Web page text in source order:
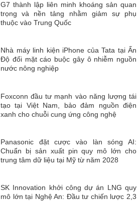
G7 thành lập liên minh khoáng sản quan
trọng và nền tảng nhằm giảm sự phụ
thuộc vào Trung Quốc
Nhà máy linh kiện iPhone của Tata tại Ấn
Độ đối mặt cáo buộc gây ô nhiễm nguồn
nước nông nghiệp
Foxconn đầu tư mạnh vào năng lượng tái
tạo tại Việt Nam, bảo đảm nguồn điện
xanh cho chuỗi cung ứng công nghệ
Panasonic đặt cược vào làn sóng AI:
Chuẩn bị sản xuất pin quy mô lớn cho
trung tâm dữ liệu tại Mỹ từ năm 2028
SK Innovation khởi công dự án LNG quy
mô lớn tại Nghệ An: Đầu tư chiến lược 2,3